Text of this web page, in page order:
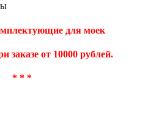
для моек
заказе от 10000 рублей.
* * *